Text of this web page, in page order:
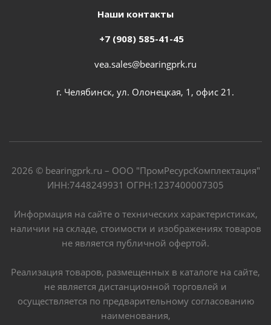
Наши контакты
+7 (908) 585-41-45
vea.sales@bearingprk.ru
г. Челябинск, ул. Олонецкая, 1, офис 21.
2026 © bearingprk.ru – ООО "ПромРесурсКомплектация"
ИНН:7448249931 ОГРН:1237400007305
Информация на сайте о технических характеристиках,
наличии на складе, стоимости и изображениях товаров
не является публичной офертой.
Реализация товаров, размещенных в каталоге на сайте,
не является дистанционной торговлей и
осуществляется по предварительному согласованию
наименования,